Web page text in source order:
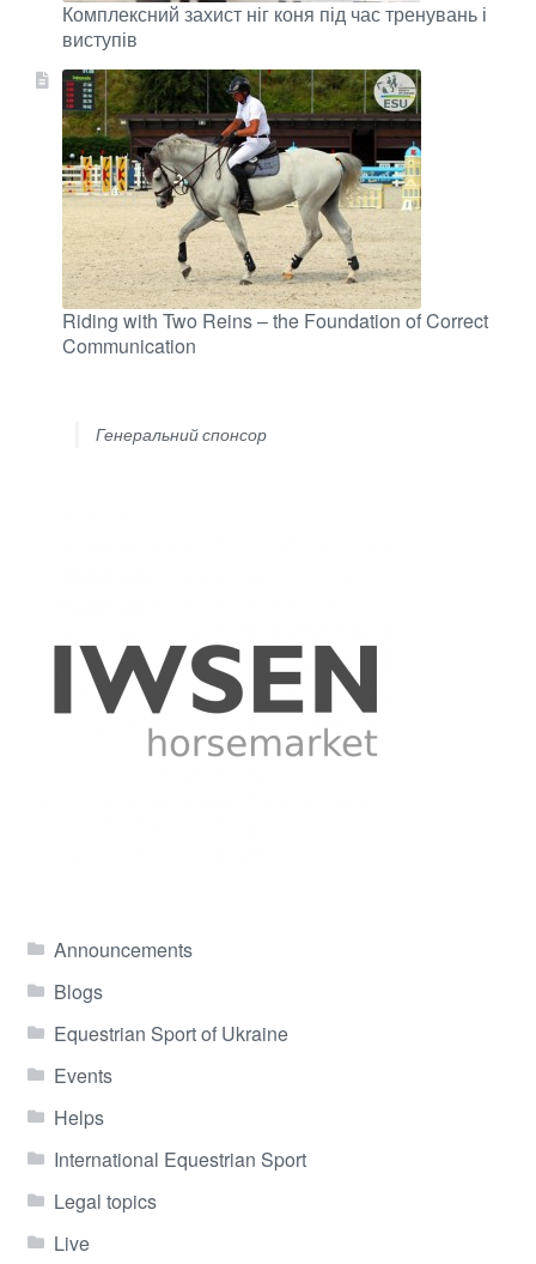
Комплексний захист ніг коня під час тренувань і
виступів
Riding with Two Reins – the Foundation of Correct
Communication
Генеральний спонсор
Announcements
Blogs
Equestrian Sport of Ukraine
Events
Helps
International Equestrian Sport
Legal topics
Live